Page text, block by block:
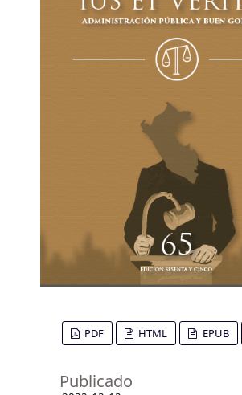
PDF HTML EPUB
Publicado